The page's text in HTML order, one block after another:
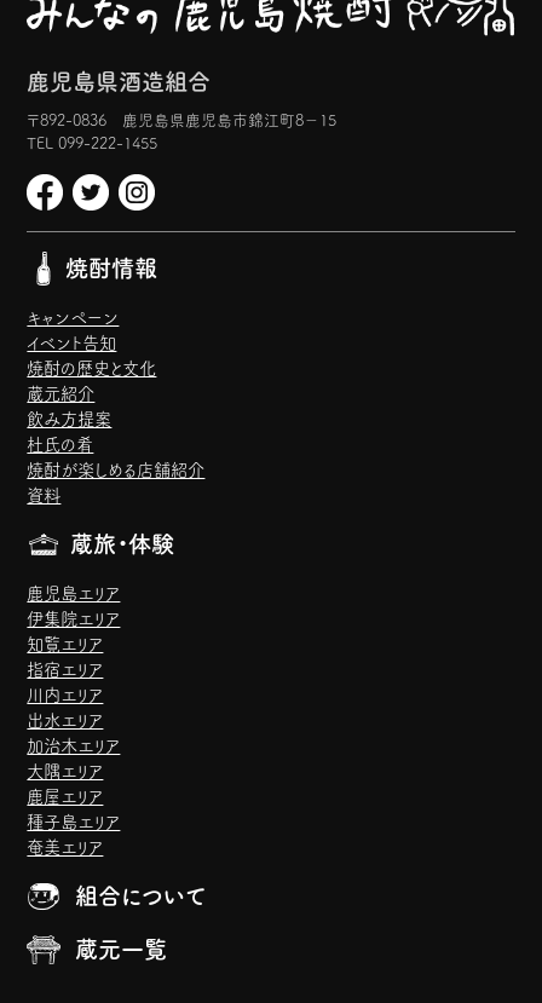
鹿児島県酒造組合
〒892-0836 鹿児島県鹿児島市錦江町8−15
TEL 099-222-1455
焼酎情報
キャンペーン
イベント告知
焼酎の歴史と文化
蔵元紹介
飲み方提案
杜氏の肴
焼酎が楽しめる店舗紹介
資料
蔵旅・体験
鹿児島エリア
伊集院エリア
知覧エリア
指宿エリア
川内エリア
出水エリア
加治木エリア
大隅エリア
鹿屋エリア
種子島エリア
奄美エリア
組合について
蔵元一覧